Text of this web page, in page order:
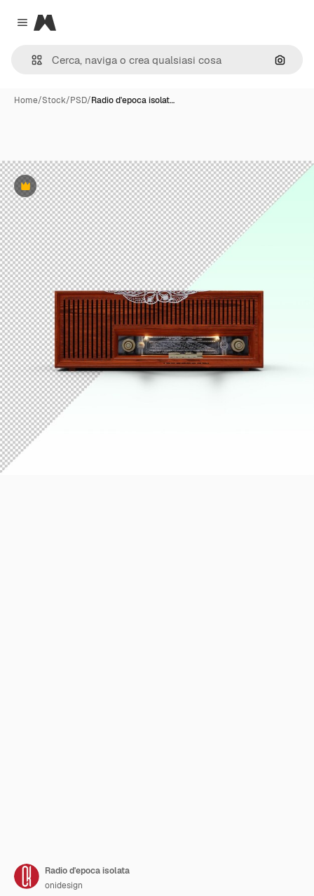
Close menu
Magnific
Cerca
Home/Stock/PSD/Radio d'epoca isolat…
Premium
Radio d'epoca isolata
onidesign